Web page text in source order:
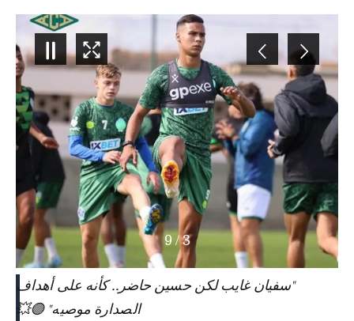
3
/
9
"سفيان غايب لكن حسين حاضر.. كأنه على أهداف
الصدارة موصيه" 🟣💥